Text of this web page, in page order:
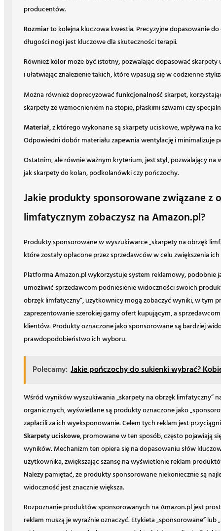
producentów.
Rozmiarto kolejna kluczowa kwestia. Precyzyjne dopasowanie
długości nogi jest kluczowe dla skuteczności terapii.
Równieżkolormoże być istotny, pozwalając dopasować
i ułatwiając znalezienie takich, które wpasują się w codzienne
Można również doprecyzowaćfunkcjonalnośćskarpet,
skarpety ze wzmocnieniem na stopie, płaskimi szwami czy
Materiał, z którego wykonane są skarpety uciskowe, wpływa na
Odpowiedni dobór materiału zapewnia wentylację i minimalizuje
Ostatnim, ale równie ważnym kryterium, jeststyl, pozwalający na
jak skarpety do kolan, podkolanówki czy pończochy.
Jakie produkty sponsorowane związane z
limfatycznym zobaczysz na Amazon.pl?
Produkty sponsorowane w wyszukiwarce „skarpety na obrzęk
które zostały opłacone przez sprzedawców w celu zwiększenia
Platforma Amazon.pl wykorzystuje system reklamowy, podobnie
umożliwić sprzedawcom podniesienie widoczności swoich
obrzęk limfatyczny”, użytkownicy mogą zobaczyć wyniki, w tym
zaprezentowanie szerokiej gamy ofert kupującym, a
klientów. Produkty oznaczone jako sponsorowane są bardziej
prawdopodobieństwo ich wyboru.
Polecamy: Jakie pończochy do sukienki wybrać?
Wśród wyników wyszukiwania „skarpety na obrzęk limfatyczny”
organicznych, wyświetlane są produkty oznaczone jako
zapłacili za ich wyeksponowanie. Celem tych reklam jest
Skarpety uciskowe, promowane w ten sposób, często pojawiają
wyników. Mechanizm ten opiera się na dopasowaniu słów
użytkownika, zwiększając szansę na wyświetlenie reklam
Należy pamiętać, że produkty sponsorowane niekoniecznie są
widoczność jest znacznie większa.
Rozpoznanie produktów sponsorowanych na Amazon.pl jest
reklam muszą je wyraźnie oznaczyć. Etykieta „sponsorowane” lub